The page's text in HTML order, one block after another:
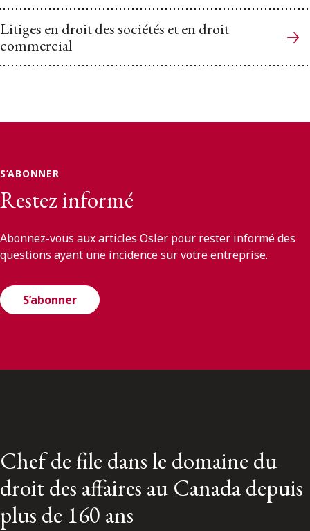
Litiges en droit des sociétés et en droit
commercial
S’ABONNER
Restez informé
Abonnez-vous aux articles Osler pour rester informé des
questions ayant une incidence sur votre entreprise.
S’abonner
Chef de file dans le domaine du
droit des affaires au Canada depuis
plus de 160 ans